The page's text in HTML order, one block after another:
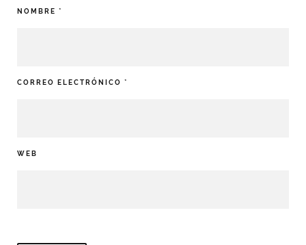
NOMBRE *
CORREO ELECTRÓNICO *
WEB